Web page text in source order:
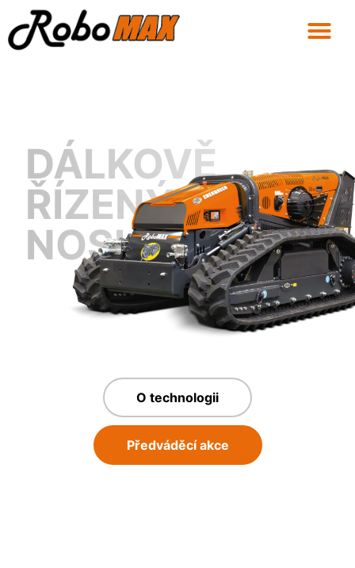
DÁLKOVĚ
ŘÍZENÝ
NOSIČ
O technologii
Předváděcí akce